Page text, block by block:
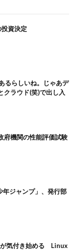
投資決定
るらしいね。じゃあデ
クラウド(笑)で出し入
機関の性能評価試験
ジャンプ」、発行部
が気付き始める Linux